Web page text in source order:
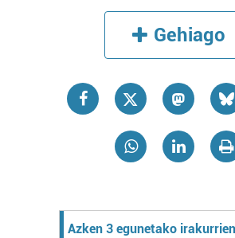
Gehiago
Azken 3 egunetako